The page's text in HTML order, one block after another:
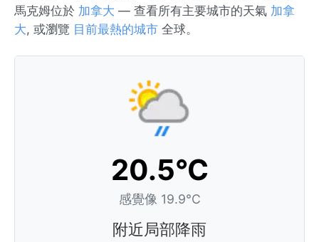
馬克姆位於 加拿大 — 查看所有主要城市的天氣 加拿
大, 或瀏覽 目前最熱的城市 全球。
20.5°C
感覺像 19.9°C
附近局部降雨